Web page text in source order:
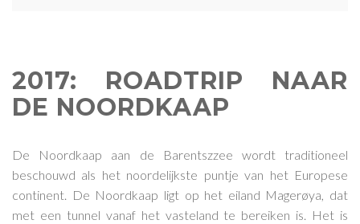
2017: ROADTRIP NAAR
DE NOORDKAAP
De Noordkaap aan de Barentszzee wordt traditioneel
beschouwd als het noordelijkste puntje van het Europese
continent. De Noordkaap ligt op het eiland Magerøya, dat
met een tunnel vanaf het vasteland te bereiken is. Het is